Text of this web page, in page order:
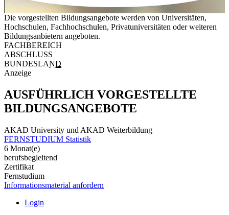
Die vorgestellten Bildungsangebote werden von Universitäten,
Hochschulen, Fachhochschulen, Privatuniversitäten oder weiteren
Bildungsanbietern angeboten.
FACHBEREICH
ABSCHLUSS
BUNDESLAND
Anzeige
AUSFÜHRLICH VORGESTELLTE
BILDUNGSANGEBOTE
AKAD University und AKAD Weiterbildung
FERNSTUDIUM Statistik
6 Monat(e)
berufsbegleitend
Zertifikat
Fernstudium
Informationsmaterial anfordern
Login